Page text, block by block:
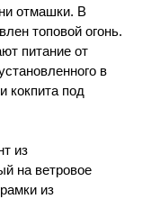
отмашки. В
топовой огонь.
питание от
в
кокпита под
из
на ветровое
из